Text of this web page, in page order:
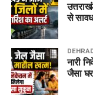
से
नारी
जैसा